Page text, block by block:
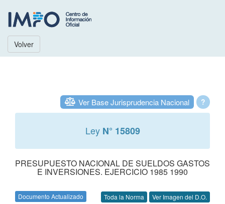
Volver
?
Ver Base Jurisprudencia Nacional
Ley N° 15809
PRESUPUESTO NACIONAL DE SUELDOS GASTOS
E INVERSIONES. EJERCICIO 1985 1990
Documento Actualizado Toda la Norma Ver Imagen del D.O.